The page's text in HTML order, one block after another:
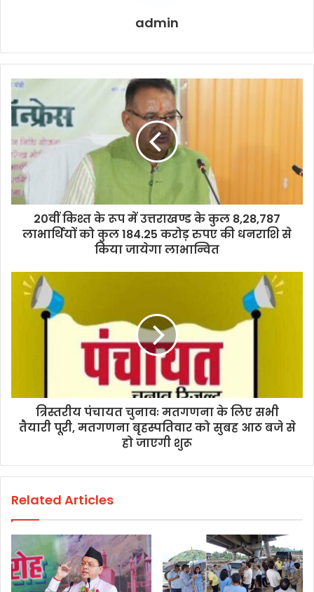
admin
20वीं किश्त के रूप में उत्तराखण्ड के कुल 8,28,787
लाभार्थियों को कुल 184.25 करोड़ रुपए की धनराशि से
किया जायेगा लाभान्वित
त्रिस्तरीय पंचायत चुनावः मतगणना के लिए सभी
तैयारी पूरी, मतगणना बृहस्पतिवार को सुबह आठ बजे से
हो जाएगी शुरू
Related Articles